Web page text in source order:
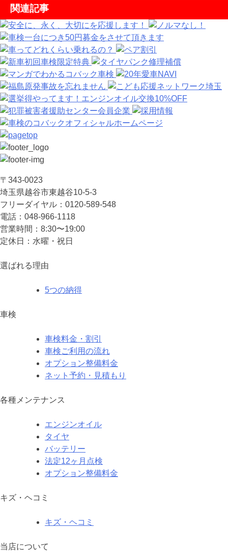
関連記事
〒343-0023
埼⽟県越⾕市東越⾕10-5-3
フリーダイヤル：0120-589-548
電話：048-966-1118
営業時間：8:30〜19:00
定休⽇：⽔曜・祝⽇
選ばれる理由
5つの納得
車検
車検料金・割引
車検ご利用の流れ
オプション整備料金
ネット予約・見積もり
各種メンテナンス
エンジンオイル
タイヤ
バッテリー
法定12ヶ月点検
オプション整備料金
キズ・ヘコミ
キズ・ヘコミ
当店について